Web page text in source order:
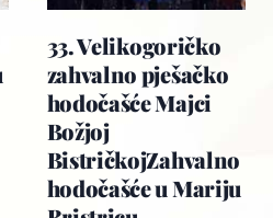
33. Velikogoričko
zahvalno pješačko
hodočašće Majci
Božjoj
BistričkojZahvalno
hodočašće u Mariju